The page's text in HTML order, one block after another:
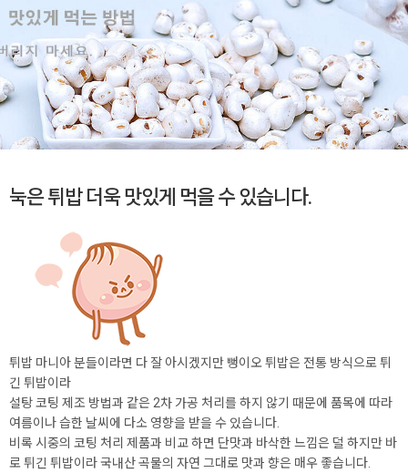
눅은 튀밥 더욱 맛있게 먹을 수 있습니다.
튀밥 마니아 분들이라면 다 잘 아시겠지만 뻥이오 튀밥은 전통 방식으로 튀
긴 튀밥이라
설탕 코팅 제조 방법과 같은 2차 가공 처리를 하지 않기 때문에 품목에 따라
여름이나 습한 날씨에 다소 영향을 받을 수 있습니다.
비록 시중의 코팅 처리 제품과 비교 하면 단맛과 바삭한 느낌은 덜 하지만 바
로 튀긴 튀밥이라 국내산 곡물의 자연 그대로 맛과 향은 매우 좋습니다.